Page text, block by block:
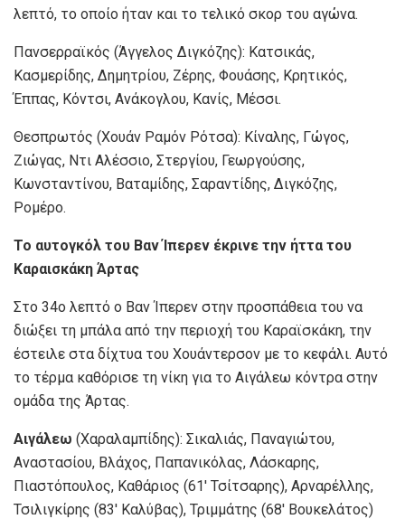
λεπτό, το οποίο ήταν και το τελικό σκορ του αγώνα.
Πανσερραϊκός (Άγγελος Διγκόζης): Κατσικάς,
Κασμερίδης, Δημητρίου, Ζέρης, Φουάσης, Κρητικός,
Έππας, Κόντσι, Ανάκογλου, Κανίς, Μέσσι.
Θεσπρωτός (Χουάν Ραμόν Ρότσα): Κίναλης, Γώγος,
Ζιώγας, Ντι Αλέσσιο, Στεργίου, Γεωργούσης,
Κωνσταντίνου, Βαταμίδης, Σαραντίδης, Διγκόζης,
Ρομέρο.
Το αυτογκόλ του Βαν Ίπερεν έκρινε την ήττα του
Καραισκάκη Άρτας
Στο 34ο λεπτό ο Βαν Ίπερεν στην προσπάθεια του να
διώξει τη μπάλα από την περιοχή του Καραϊσκάκη, την
έστειλε στα δίχτυα του Χουάντερσον με το κεφάλι. Αυτό
το τέρμα καθόρισε τη νίκη για το Αιγάλεω κόντρα στην
ομάδα της Άρτας.
Αιγάλεω (Χαραλαμπίδης): Σικαλιάς, Παναγιώτου,
Αναστασίου, Βλάχος, Παπανικόλας, Λάσκαρης,
Πιαστόπουλος, Καθάριος (61′ Τσίτσαρης), Αρναρέλλης,
Τσιλιγκίρης (83′ Καλύβας), Τριμμάτης (68′ Βουκελάτος)